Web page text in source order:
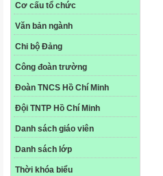
Cơ cấu tổ chức
Văn bản ngành
Chi bộ Đảng
Công đoàn trường
Đoàn TNCS Hồ Chí Minh
Đội TNTP Hồ Chí Minh
Danh sách giáo viên
Danh sách lớp
Thời khóa biểu